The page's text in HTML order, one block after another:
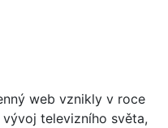
web vznikly v roce
televizního světa,